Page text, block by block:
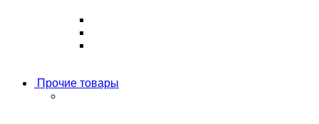
Прочие товары